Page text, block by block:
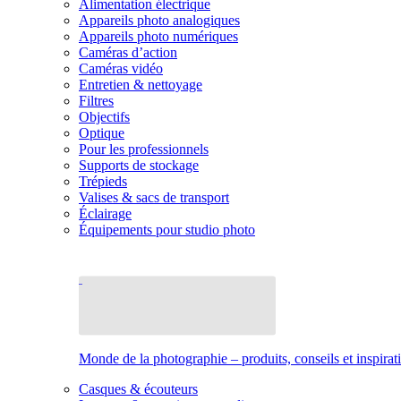
Alimentation électrique
Appareils photo analogiques
Appareils photo numériques
Caméras d’action
Caméras vidéo
Entretien & nettoyage
Filtres
Objectifs
Optique
Pour les professionnels
Supports de stockage
Trépieds
Valises & sacs de transport
Éclairage
Équipements pour studio photo
Monde de la photographie – produits, conseils et
Casques & écouteurs